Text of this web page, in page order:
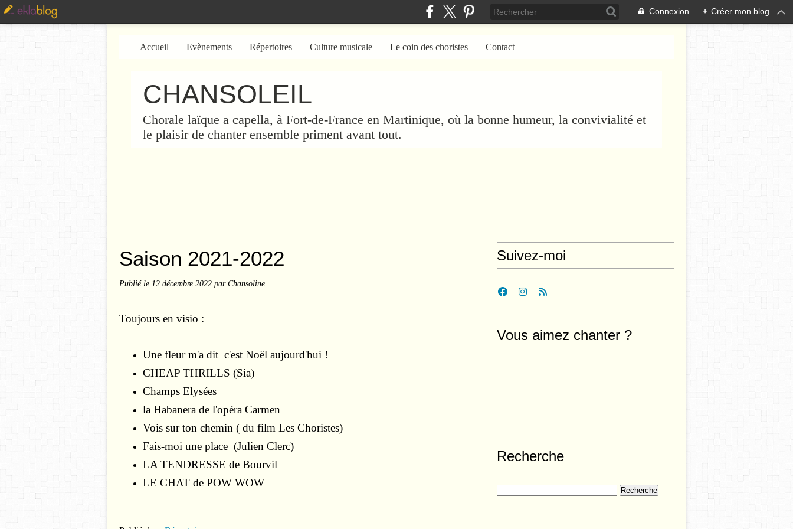
Connexion + Créer mon blog
CHANSOLEIL
Chorale laïque a capella, à Fort-de-France en Martinique, où la bonne humeur, la convivialité et
le plaisir de chanter ensemble priment avant tout.
Accueil Evènements Répertoires Culture musicale Le coin des choristes Contact
Saison 2021-2022
Publié le 12 décembre 2022 par Chansoline
Toujours en visio :
Une fleur m'a dit c'est Noël aujourd'hui !
CHEAP THRILLS (Sia)
Champs Elysées
la Habanera de l'opéra Carmen
Vois sur ton chemin ( du film Les Choristes)
Fais-moi une place (Julien Clerc)
LA TENDRESSE de Bourvil
LE CHAT de POW WOW
Suivez-moi
Vous aimez chanter ?
Recherche